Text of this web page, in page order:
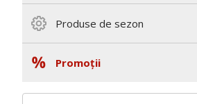
Produse de sezon
Promoții